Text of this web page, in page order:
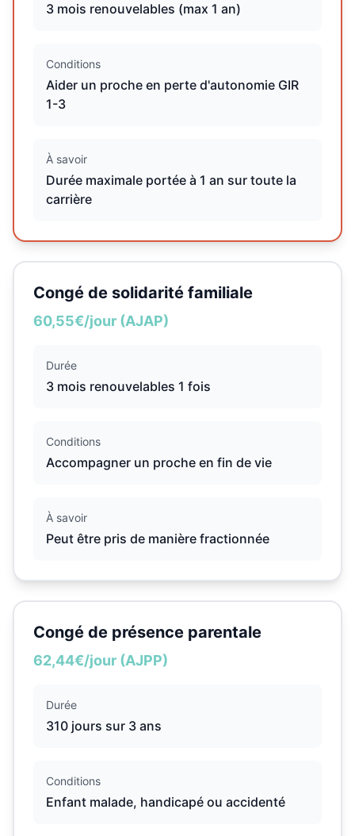
3 mois renouvelables (max 1 an)
Conditions
Aider un proche en perte d'autonomie GIR
1-3
À savoir
Durée maximale portée à 1 an sur toute la
carrière
Congé de solidarité familiale
60,55€/jour (AJAP)
Durée
3 mois renouvelables 1 fois
Conditions
Accompagner un proche en fin de vie
À savoir
Peut être pris de manière fractionnée
Congé de présence parentale
62,44€/jour (AJPP)
Durée
310 jours sur 3 ans
Conditions
Enfant malade, handicapé ou accidenté